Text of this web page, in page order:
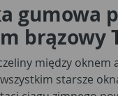
gumowa
brązowy
między oknem
starsze